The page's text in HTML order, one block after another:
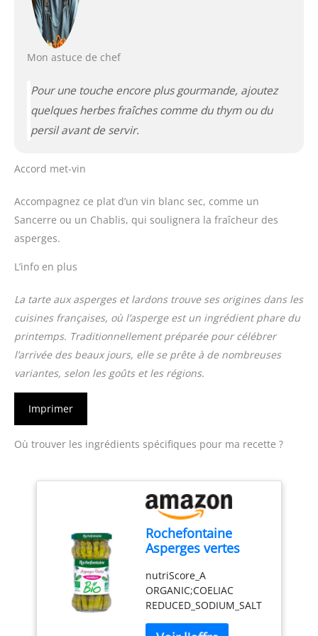
Mon astuce de chef
Pour une touche encore plus gourmande, ajoutez
quelques herbes fraîches comme du thym ou du
persil avant de servir.
Accord met-vin
Accompagnez ce plat d’un vin blanc sec, comme un
Sancerre ou un Chablis, qui soulignera la fraîcheur des
asperges.
L’info en plus
La tarte aux asperges et lardons trouve ses origines dans les
cuisines françaises, où l’asperge est un ingrédient phare du
printemps. Traditionnellement préparée pour célébrer
l’arrivée des beaux jours, elle se prête à de nombreuses
variantes, selon les goûts et les régions.
Imprimer
Où trouver les ingrédients spécifiques pour ma recette ?
Rochefontaine
Asperges vertes
nutriScore_A
ORGANIC;COELIAC
REDUCED_SODIUM_SALT
ASPERGES ISSUES DE